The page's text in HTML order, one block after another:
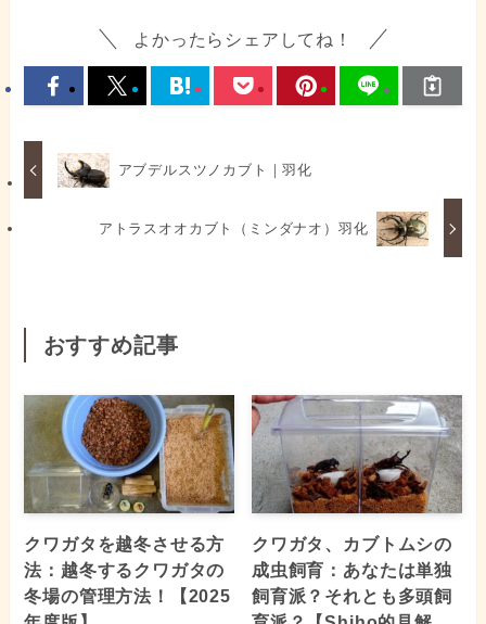
よかったらシェアしてね！
アブデルスツノカブト｜羽化
アトラスオオカブト（ミンダナオ）羽化
おすすめ記事
クワガタを越冬させる方
法：越冬するクワガタの
冬場の管理方法！【2025
クワガタ、カブトムシの
成虫飼育：あなたは単独
飼育派？それとも多頭飼